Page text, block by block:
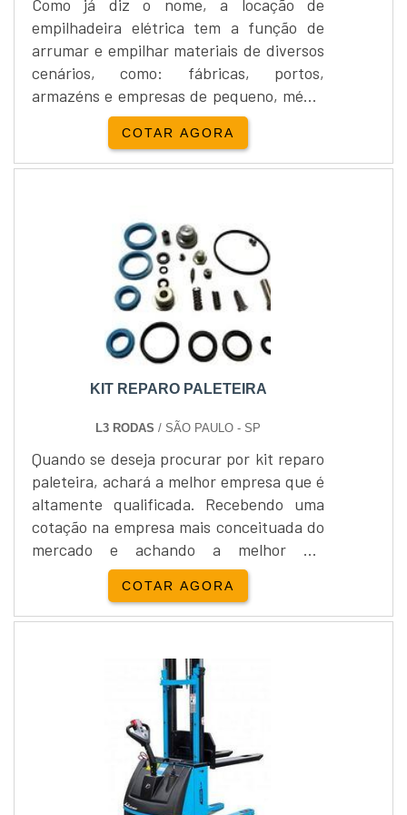
Como já diz o nome, a locação de
empilhadeira elétrica tem a função de
arrumar e empilhar materiais de diversos
cenários, como: fábricas, portos,
armazéns e empresas de pequeno, médio
e grande porte.Ela é excelente para o
transporte horizontal interno e
armazenamento. Com fácil manuseio, as
benefício, identificar qual é a melhor
opção depende da finalidade que a
empilhadeir....
COTAR AGORA
KIT REPARO PALETEIRA
L3 RODAS / SÃO PAULO - SP
Quando se deseja procurar por kit reparo
paleteira, achará a melhor empresa que é
altamente qualificada. Recebendo uma
cotação na empresa mais conceituada do
mercado e achando a melhor em
qualidade e custo benefício. Quando o
quesito é kit reparo paleteira, com os
profissionais especializados da L3 Rodas
preço.OUTRAS INFORMAÇÕES SOBRE
KIT REPARO PALETEIRAHá muitas
maneiras eficientes de demonstrar
competência e excelência em sua área de
atuação. A L3 Rodas foca seus recursos
em criar aos parceiros uma estrutura
com: Tecnologia de ponta; Escritório de
COTAR AGORA